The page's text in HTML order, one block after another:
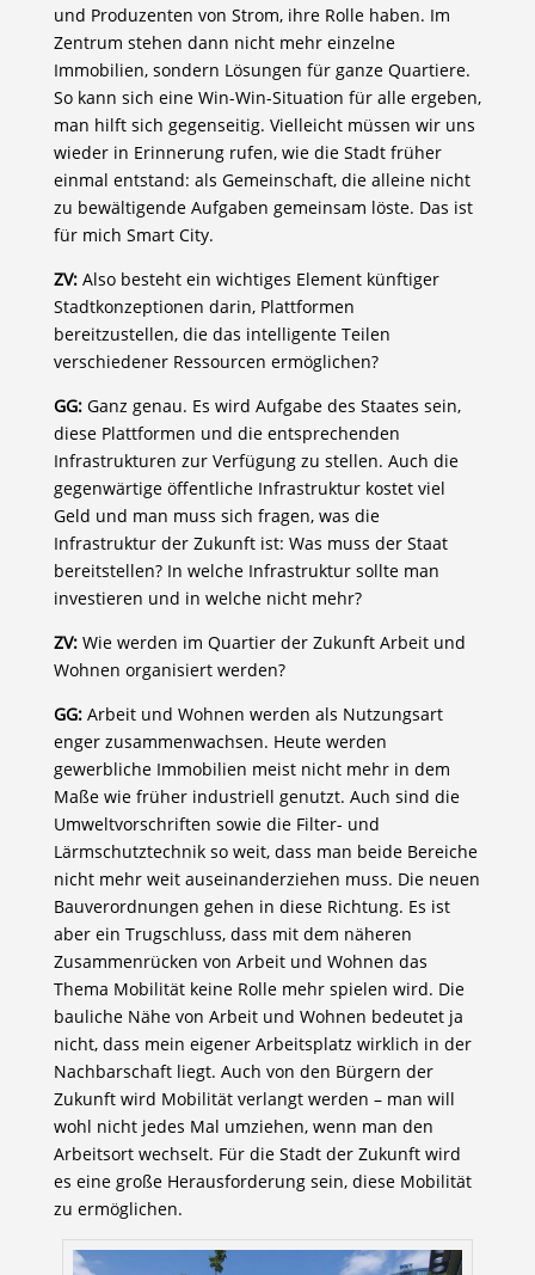
und Produzenten von Strom, ihre Rolle haben. Im
Zentrum stehen dann nicht mehr einzelne
Immobilien, sondern Lösungen für ganze Quartiere.
So kann sich eine Win-Win-Situation für alle ergeben,
man hilft sich gegenseitig. Vielleicht müssen wir uns
wieder in Erinnerung rufen, wie die Stadt früher
einmal entstand: als Gemeinschaft, die alleine nicht
zu bewältigende Aufgaben gemeinsam löste. Das ist
für mich Smart City.
ZV: Also besteht ein wichtiges Element künftiger
Stadtkonzeptionen darin, Plattformen
bereitzustellen, die das intelligente Teilen
verschiedener Ressourcen ermöglichen?
GG: Ganz genau. Es wird Aufgabe des Staates sein,
diese Plattformen und die entsprechenden
Infrastrukturen zur Verfügung zu stellen. Auch die
gegenwärtige öffentliche Infrastruktur kostet viel
Geld und man muss sich fragen, was die
Infrastruktur der Zukunft ist: Was muss der Staat
bereitstellen? In welche Infrastruktur sollte man
investieren und in welche nicht mehr?
ZV: Wie werden im Quartier der Zukunft Arbeit und
Wohnen organisiert werden?
GG: Arbeit und Wohnen werden als Nutzungsart
enger zusammenwachsen. Heute werden
gewerbliche Immobilien meist nicht mehr in dem
Maße wie früher industriell genutzt. Auch sind die
Umweltvorschriften sowie die Filter- und
Lärmschutztechnik so weit, dass man beide Bereiche
nicht mehr weit auseinanderziehen muss. Die neuen
Bauverordnungen gehen in diese Richtung. Es ist
aber ein Trugschluss, dass mit dem näheren
Zusammenrücken von Arbeit und Wohnen das
Thema Mobilität keine Rolle mehr spielen wird. Die
bauliche Nähe von Arbeit und Wohnen bedeutet ja
nicht, dass mein eigener Arbeitsplatz wirklich in der
Nachbarschaft liegt. Auch von den Bürgern der
Zukunft wird Mobilität verlangt werden – man will
wohl nicht jedes Mal umziehen, wenn man den
Arbeitsort wechselt. Für die Stadt der Zukunft wird
es eine große Herausforderung sein, diese Mobilität
zu ermöglichen.